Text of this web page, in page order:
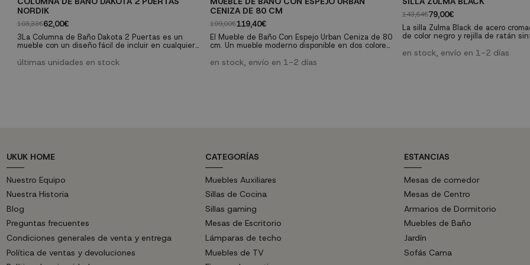
NORDIK
103,33€62,00€
3La Columna de Baño Dakota 2 Puertas es un
mueble con un diseño fácil de incluir en cualquier
un espacio muy práctico. Tiene 2 puertas con
últimas unidades en stock
CENIZA DE 80 CM
199,00€119,40€
El Mueble de Baño Con Espejo Urban Ceniza de 80
cm. Un mueble moderno disponible en dos colores.
pistón de gas y salva-sifón y debajo un cajón con
en stock, envío en 1-2 días
143,64€79,00€
La silla Zulma Black de acero
de color negro y rejilla de ratán
fabricación innovadoras por
en stock, envío en 1-2 días
UKUK HOME
Nuestro Equipo
Nuestra Historia
Blog
Preguntas frecuentes
Condiciones generales de venta y entrega
Política de ventas y devoluciones
CATEGORÍAS
Muebles Auxiliares
Sillas de Cocina
Sillas gaming
Mesas de Escritorio
Lámparas de techo
Muebles de TV
ESTANCIAS
Mesas de comedor
Mesas de Centro
Armarios de Dormitorio
Muebles de Baño
Jardín
Sofás Cama